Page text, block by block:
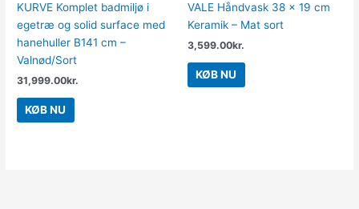
KURVE Komplet badmiljø i
egetræ og solid surface med
hanehuller B141 cm –
Valnød/Sort
31,999.00kr.
KØB NU
VALE Håndvask 38 x 19 cm
Keramik – Mat sort
3,599.00kr.
KØB NU